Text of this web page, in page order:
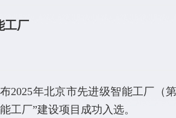
工厂
年北京市先进级智能工厂（
工厂”建设项目成功入选。